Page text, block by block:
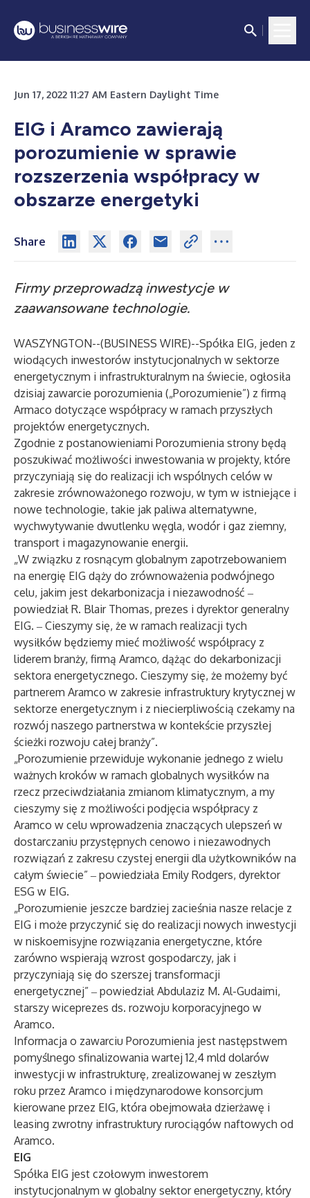
Jun 17, 2022 11:27 AM Eastern Daylight Time
EIG i Aramco zawierają
porozumienie w sprawie
rozszerzenia współpracy w
obszarze energetyki
Share
Firmy przeprowadzą inwestycje w
zaawansowane technologie.
WASZYNGTON--(BUSINESS WIRE)--Spółka EIG, jeden z
wiodących inwestorów instytucjonalnych w sektorze
energetycznym i infrastrukturalnym na świecie, ogłosiła
dzisiaj zawarcie porozumienia („Porozumienie”) z firmą
Armaco dotyczące współpracy w ramach przyszłych
projektów energetycznych.
Zgodnie z postanowieniami Porozumienia strony będą
poszukiwać możliwości inwestowania w projekty, które
przyczyniają się do realizacji ich wspólnych celów w
zakresie zrównoważonego rozwoju, w tym w istniejące i
nowe technologie, takie jak paliwa alternatywne,
wychwytywanie dwutlenku węgla, wodór i gaz ziemny,
transport i magazynowanie energii.
„W związku z rosnącym globalnym zapotrzebowaniem
na energię EIG dąży do zrównoważenia podwójnego
celu, jakim jest dekarbonizacja i niezawodność ‒
powiedział R. Blair Thomas, prezes i dyrektor generalny
EIG. ‒ Cieszymy się, że w ramach realizacji tych
wysiłków będziemy mieć możliwość współpracy z
liderem branży, firmą Aramco, dążąc do dekarbonizacji
sektora energetycznego. Cieszymy się, że możemy być
partnerem Aramco w zakresie infrastruktury krytycznej w
sektorze energetycznym i z niecierpliwością czekamy na
rozwój naszego partnerstwa w kontekście przyszłej
ścieżki rozwoju całej branży”.
„Porozumienie przewiduje wykonanie jednego z wielu
ważnych kroków w ramach globalnych wysiłków na
rzecz przeciwdziałania zmianom klimatycznym, a my
cieszymy się z możliwości podjęcia współpracy z
Aramco w celu wprowadzenia znaczących ulepszeń w
dostarczaniu przystępnych cenowo i niezawodnych
rozwiązań z zakresu czystej energii dla użytkowników na
całym świecie” ‒ powiedziała Emily Rodgers, dyrektor
ESG w EIG.
„Porozumienie jeszcze bardziej zacieśnia nasze relacje z
EIG i może przyczynić się do realizacji nowych inwestycji
w niskoemisyjne rozwiązania energetyczne, które
zarówno wspierają wzrost gospodarczy, jak i
przyczyniają się do szerszej transformacji
energetycznej” ‒ powiedział Abdulaziz M. Al-Gudaimi,
starszy wiceprezes ds. rozwoju korporacyjnego w
Aramco.
Informacja o zawarciu Porozumienia jest następstwem
pomyślnego sfinalizowania wartej 12,4 mld dolarów
inwestycji w infrastrukturę, zrealizowanej w zeszłym
roku przez Aramco i międzynarodowe konsorcjum
kierowane przez EIG, która obejmowała dzierżawę i
leasing zwrotny infrastruktury rurociągów naftowych od
Aramco.
EIG
Spółka EIG jest czołowym inwestorem
instytucjonalnym w globalny sektor energetyczny, który